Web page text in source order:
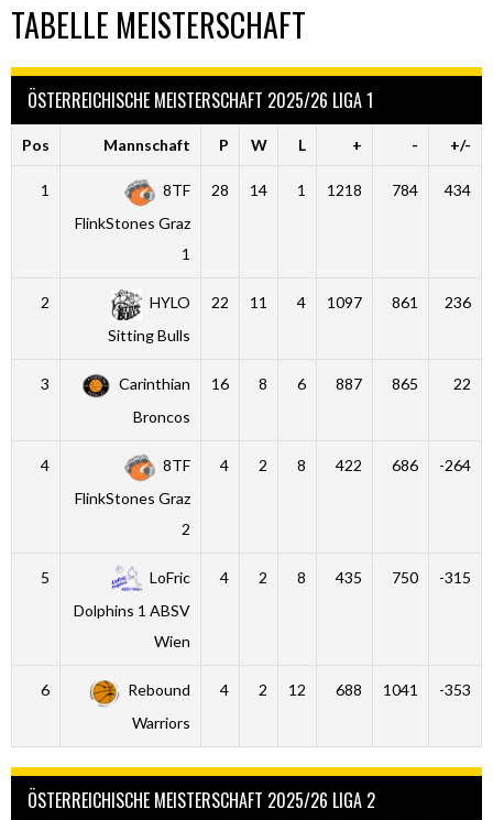
TABELLE MEISTERSCHAFT
ÖSTERREICHISCHE MEISTERSCHAFT 2025/26 LIGA 1
Pos Mannschaft P W L + - +/-
1
8TF
FlinkStones Graz
1
28 14 1 1218 784 434
2
HYLO
Sitting Bulls
22 11 4 1097 861 236
3
Carinthian
Broncos
16 8 6 887 865 22
4
8TF
FlinkStones Graz
2
4 2 8 422 686 -264
5
LoFric
Dolphins 1 ABSV
Wien
4 2 8 435 750 -315
6
Rebound
Warriors
4 2 12 688 1041 -353
ÖSTERREICHISCHE MEISTERSCHAFT 2025/26 LIGA 2